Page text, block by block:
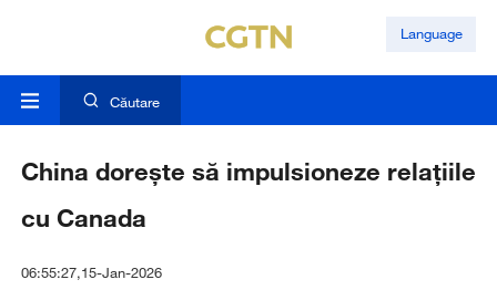
Language
Căutare
China dorește să impulsioneze relațiile
cu Canada
06:55:27,15-Jan-2026